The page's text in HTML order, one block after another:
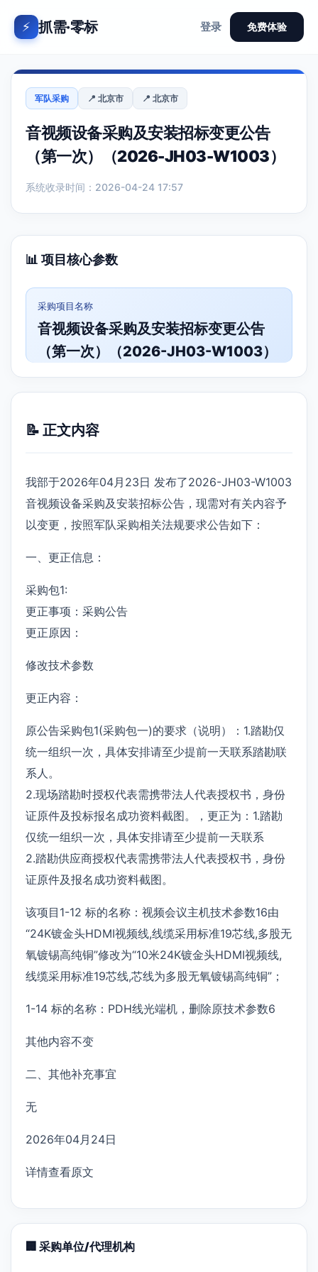
⚡ 抓需·零标 登录 免费体验
军队采购 📍 北京市 📍 北京市
音视频设备采购及安装招标变更公告
（第一次）（2026-JH03-W1003）
系统收录时间：2026-04-24 17:57
📊 项目核心参数
采购项目名称
音视频设备采购及安装招标变更公告
（第一次）（2026-JH03-W1003）
📝 正文内容
我部于2026年04月23日 发布了2026-JH03-W1003
音视频设备采购及安装招标公告，现需对有关内容予
以变更，按照军队采购相关法规要求公告如下：
一、更正信息：
采购包1:
更正事项：采购公告
更正原因：
修改技术参数
更正内容：
原公告采购包1(采购包一)的要求（说明）：1.踏勘仅
统一组织一次，具体安排请至少提前一天联系踏勘联
系人。
2.现场踏勘时授权代表需携带法人代表授权书，身份
证原件及投标报名成功资料截图。，更正为：1.踏勘
仅统一组织一次，具体安排请至少提前一天联系
2.踏勘供应商授权代表需携带法人代表授权书，身份
证原件及报名成功资料截图。
该项目1-12 标的名称：视频会议主机技术参数16由
“24K镀金头HDMI视频线,线缆采用标准19芯线,多股无
氧镀锡高纯铜”修改为“10米24K镀金头HDMI视频线,
线缆采用标准19芯线,芯线为多股无氧镀锡高纯铜”；
1-14 标的名称：PDH线光端机，删除原技术参数6
其他内容不变
二、其他补充事宜
无
2026年04月24日
详情查看原文
🏢 采购单位/代理机构